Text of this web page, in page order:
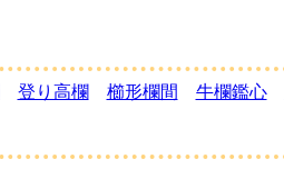
登り高欄 櫛形欄間 牛欄鑑心